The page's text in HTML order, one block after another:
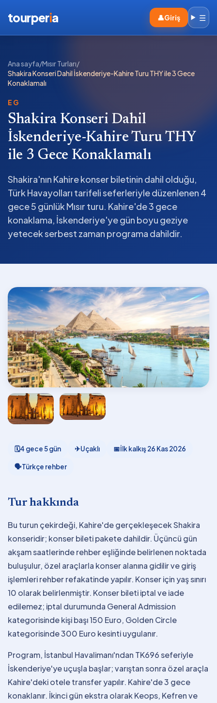
tourperia 👤Giriş ☰
Ana sayfa/Mısır Turları/
Shakira Konseri Dahil İskenderiye-Kahire Turu THY ile 3 Gece
Konaklamalı
EG
Shakira Konseri Dahil
İskenderiye-Kahire Turu THY
ile 3 Gece Konaklamalı
Shakira'nın Kahire konser biletinin dahil olduğu,
Türk Havayolları tarifeli seferleriyle düzenlenen 4
gece 5 günlük Mısır turu. Kahire'de 3 gece
konaklama, İskenderiye'ye gün boyu geziye
yetecek serbest zaman programa dahildir.
🗓4 gece 5 gün ✈Uçaklı 📅İlk kalkış26 Kas 2026
🗣Türkçe rehber
Tur hakkında
Bu turun çekirdeği, Kahire'de gerçekleşecek Shakira
konseridir; konser bileti pakete dahildir. Üçüncü gün
akşam saatlerinde rehber eşliğinde belirlenen noktada
buluşulur, özel araçlarla konser alanına gidilir ve giriş
işlemleri rehber refakatinde yapılır. Konser için yaş sınırı
10 olarak belirlenmiştir. Konser bileti iptal ve iade
edilemez; iptal durumunda General Admission
kategorisinde kişi başı 150 Euro, Golden Circle
kategorisinde 300 Euro kesinti uygulanır.
Program, İstanbul Havalimanı'ndan TK696 seferiyle
İskenderiye'ye uçuşla başlar; varıştan sonra özel araçla
Kahire'deki otele transfer yapılır. Kahire'de 3 gece
konaklanır. İkinci gün ekstra olarak Keops, Kefren ve